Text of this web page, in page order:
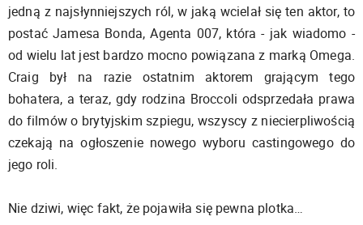
jedną z najsłynniejszych ról, w jaką wcielał się ten aktor, to
postać Jamesa Bonda, Agenta 007, która - jak wiadomo -
od wielu lat jest bardzo mocno powiązana z marką Omega.
Craig był na razie ostatnim aktorem grającym tego
bohatera, a teraz, gdy rodzina Broccoli odsprzedała prawa
do filmów o brytyjskim szpiegu, wszyscy z niecierpliwością
czekają na ogłoszenie nowego wyboru castingowego do
jego roli.
Nie dziwi, więc fakt, że pojawiła się pewna plotka…